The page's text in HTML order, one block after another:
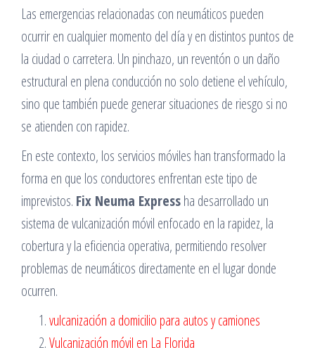
Las emergencias relacionadas con neumáticos pueden
ocurrir en cualquier momento del día y en distintos puntos de
la ciudad o carretera. Un pinchazo, un reventón o un daño
estructural en plena conducción no solo detiene el vehículo,
sino que también puede generar situaciones de riesgo si no
se atienden con rapidez.
En este contexto, los servicios móviles han transformado la
forma en que los conductores enfrentan este tipo de
imprevistos. Fix Neuma Expressha desarrollado un
sistema de vulcanización móvil enfocado en la rapidez, la
cobertura y la eficiencia operativa, permitiendo resolver
problemas de neumáticos directamente en el lugar donde
ocurren.
vulcanización a domicilio para autos y camiones
Vulcanización móvil en La Florida